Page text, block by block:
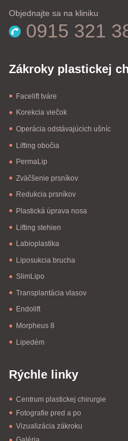
Objednajte sa na kliniku
0915 321
Zákroky plastickej
Facelift tváre
Korekcia viečok
Operácia odstávajúcich ušníc
Lifting obočia
PermaLip
Zväčšenie prsníkov
Redukcia prsníkov
Plastická úprava nosa
Lifting stehien
Labioplastika
Liposukcia brucha
SlimLipo
Transplantácia vlasov
Endolift
Morpheus 8
Lipedém
Rýchle linky
Centrum plastickej chirurgie
Fotografie pred a po
Vizualizácia zákroku